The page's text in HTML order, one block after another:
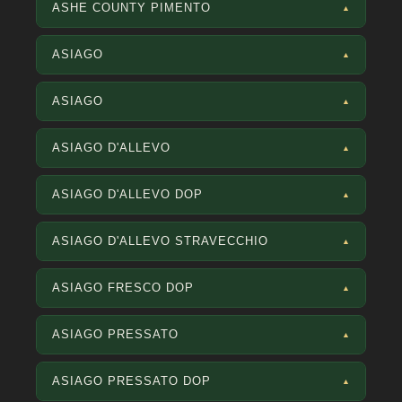
ASHE COUNTY PIMENTO ▲
ASIAGO ▲
ASIAGO ▲
ASIAGO D'ALLEVO ▲
ASIAGO D'ALLEVO DOP ▲
ASIAGO D'ALLEVO STRAVECCHIO ▲
ASIAGO FRESCO DOP ▲
ASIAGO PRESSATO ▲
ASIAGO PRESSATO DOP ▲